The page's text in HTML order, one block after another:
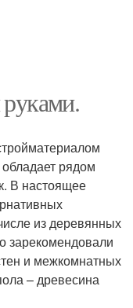
рядом
В настоящее
из деревянных
зарекомендовали
и межкомнатных
– древесина